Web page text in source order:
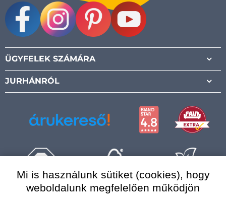
ÜGYFELEK SZÁMÁRA
JURHÁNRÓL
Mi is használunk sütiket (cookies), hogy
weboldalunk megfelelően működjön